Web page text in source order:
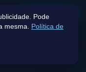
Fale connosco
Pode
mesma. Política de